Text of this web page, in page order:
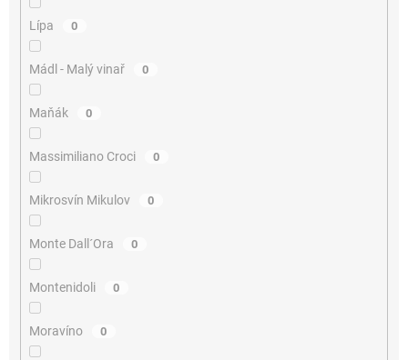
Lípa 0
Mádl - Malý vinař 0
Maňák 0
Massimiliano Croci 0
Mikrosvín Mikulov 0
Monte Dall´Ora 0
Montenidoli 0
Moravíno 0